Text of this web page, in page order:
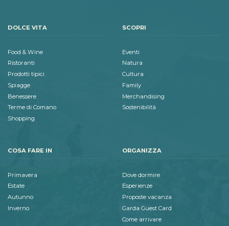
DOLCE VITA
Food & Wine
Ristoranti
Prodotti tipici
Spiagge
Benessere
Terme di Comano
Shopping
SCOPRI
Eventi
Natura
Cultura
Family
Merchandising
Sostenibilità
COSA FARE IN
Primavera
Estate
Autunno
Inverno
ORGANIZZA
Dove dormire
Esperienze
Proposte vacanza
Garda Guest Card
Come arrivare